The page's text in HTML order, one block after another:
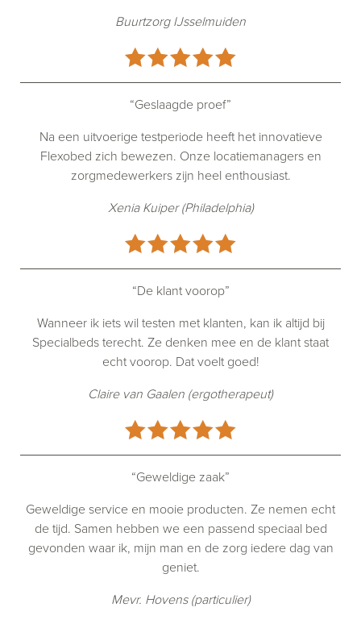
Buurtzorg IJsselmuiden
“Geslaagde proef”
Na een uitvoerige testperiode heeft het innovatieve
Flexobed zich bewezen. Onze locatiemanagers en
zorgmedewerkers zijn heel enthousiast.
Xenia Kuiper (Philadelphia)
“De klant voorop”
Wanneer ik iets wil testen met klanten, kan ik altijd bij
Specialbeds terecht. Ze denken mee en de klant staat
echt voorop. Dat voelt goed!
Claire van Gaalen (ergotherapeut)
“Geweldige zaak”
Geweldige service en mooie producten. Ze nemen echt
de tijd. Samen hebben we een passend speciaal bed
gevonden waar ik, mijn man en de zorg iedere dag van
geniet.
Mevr. Hovens (particulier)